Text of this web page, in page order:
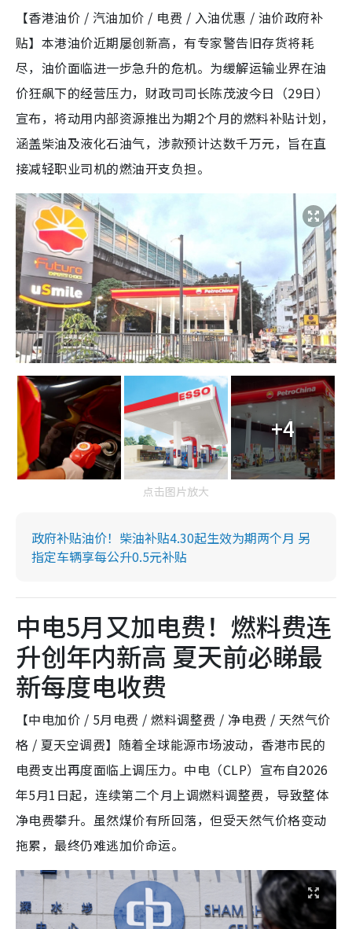
【香港油价 / 汽油加价 / 电费 / 入油优惠 / 油价政府补
贴】本港油价近期屡创新高，有专家警告旧存货将耗
尽，油价面临进一步急升的危机。为缓解运输业界在油
价狂飙下的经营压力，财政司司长陈茂波今日（29日）
宣布，将动用内部资源推出为期2个月的燃料补贴计划，
涵盖柴油及液化石油气，涉款预计达数千万元，旨在直
接减轻职业司机的燃油开支负担。
+4
点击图片放大
政府补贴油价！柴油补贴4.30起生效为期两个月 另
指定车辆享每公升0.5元补贴
中电5月又加电费！燃料费连
升创年内新高 夏天前必睇最
新每度电收费
【中电加价 / 5月电费 / 燃料调整费 / 净电费 / 天然气价
格 / 夏天空调费】随着全球能源市场波动，香港市民的
电费支出再度面临上调压力。中电（CLP）宣布自2026
年5月1日起，连续第二个月上调燃料调整费，导致整体
净电费攀升。虽然煤价有所回落，但受天然气价格变动
拖累，最终仍难逃加价命运。